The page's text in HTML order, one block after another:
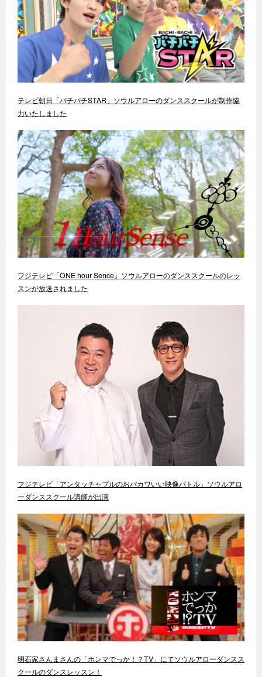
テレビ朝日「バチバチSTAR」ソウルアローのダンススクールが制作協
力いたしました
フジテレビ「ONE hour Sence」ソウルアローのダンススクールのレッ
スンが放送されました
フジテレビ「アンタッチャブルのおバカワいい映像バトル」ソウルアロ
ーダンススクール講師が出演
明石家さんまさんの「ホンマでっか！？TV」にてソウルアローダンスス
クールのダンスレッスン！